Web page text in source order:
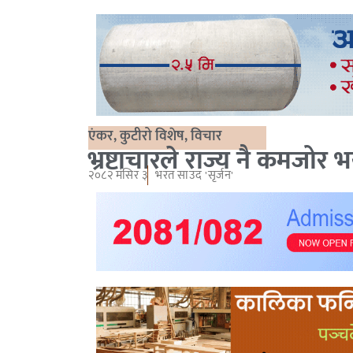
एंकर,कुटीरो विशेष,विचार
भ्रष्टाचारले राज्य नै
२०८२ मंसिर ३ भरत साउद 'सृर्जन'